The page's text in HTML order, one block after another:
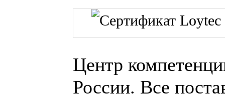
Центр
России. Все